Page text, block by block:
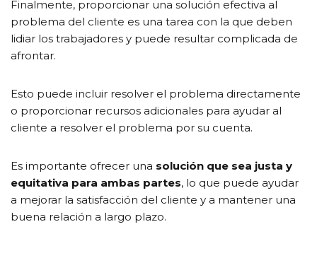
Finalmente, proporcionar una solución efectiva al
problema del cliente es una tarea con la que deben
lidiar los trabajadores y puede resultar complicada de
afrontar.
Esto puede incluir resolver el problema directamente
o proporcionar recursos adicionales para ayudar al
cliente a resolver el problema por su cuenta.
Es importante ofrecer una solución que sea justa y
equitativa para ambas partes, lo que puede ayudar
a mejorar la satisfacción del cliente y a mantener una
buena relación a largo plazo.